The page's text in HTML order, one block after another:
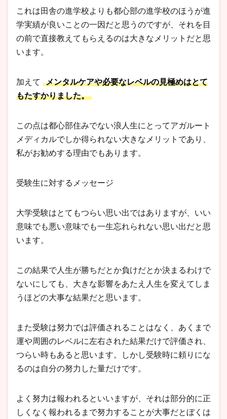
これは田舎の進学校よりも都心部の進学校のほうが進
学実績が良いことの一因だと思うのですが、それを目
の前で直接教えてもらえるのは大きなメリットだと思
います。
加えて
メンタルケアや必要なレベルの見極めはとて
もたすかりました。
この点は都心部住みでない浪人生にとってアガルート
メディカルでしか得られない大きなメリットであり、
私がお勧めする理由でもあります。
受験生に対するメッセージ
大学受験はとてもつらい思い出ではありますが、いい
意味でも悪い意味でも一生忘れられない思い出だと思
います。
この結果で人生が勝ちだとか負けだとか決まるわけで
ないにしても、大きな影響をあたえ人生を変えてしま
うほどの大事な結果だと思います。
また受験は努力では評価されることはなく、あくまで
運や周囲のレベルに左右された結果だけで評価され、
つらい時もあると思います。しかし受験時に頼りにな
るのは自分の努力した量だけです。
よく努力は報われるといいますが、それは部分的に正
しくなく報われるまで努力することが大事だとぼくは